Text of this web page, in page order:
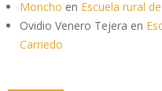
Moncho en Escuela rural
Ovidio Venero Tejera en
Carriedo